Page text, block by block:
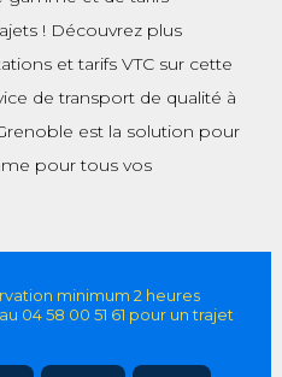
! Découvrez plus
et tarifs VTC sur cette
de transport de qualité à
est la solution pour
pour tous vos
minimum 2 heures
04 58 00 51 61 pour un trajet